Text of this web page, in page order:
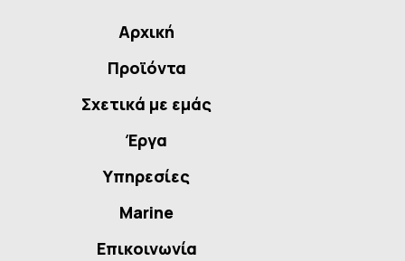
Αρχική
Προϊόντα
Σχετικά με εμάς
Έργα
Υπηρεσίες
Marine
Επικοινωνία